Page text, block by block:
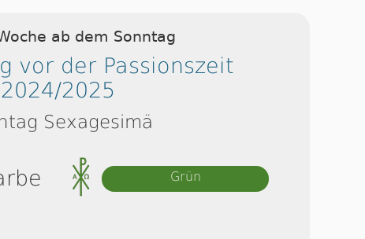
ab dem Sonntag
vor der Passionszeit
2024/2025
Sexagesimä
Grün